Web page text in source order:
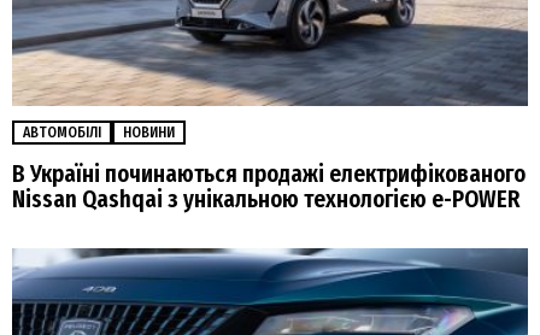
АВТОМОБІЛІ НОВИНИ
В Україні починаються продажі електрифікованого
Nissan Qashqai з унікальною технологією e-POWER